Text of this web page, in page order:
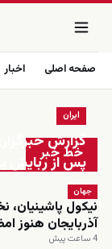
صفحه اصلی اخبار
زنده
خط خبر
ایران
گزارش
پس از ربایش
جهان
نیکول
آذربایجان هنوز
4 ساعت پیش